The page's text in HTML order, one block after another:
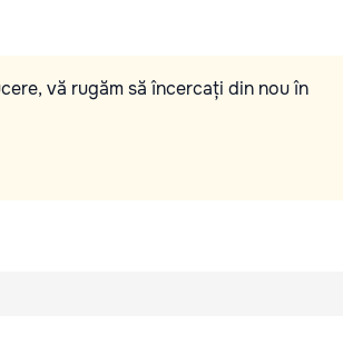
vă rugăm să încercați din nou în